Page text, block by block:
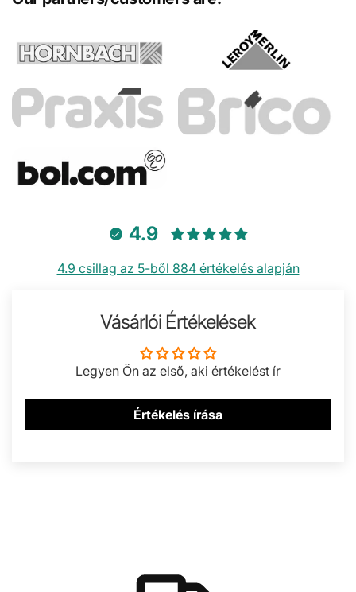
4.9
4.9 csillag az 5-ből 884 értékelés alapján
Vásárlói Értékelések
Legyen Ön az első, aki értékelést ír
Értékelés írása